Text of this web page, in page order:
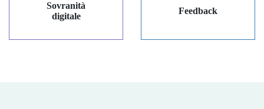
Sovranità
digitale
Feedback